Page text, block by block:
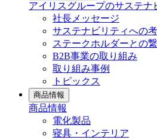
アイリスグループのサステナ
社長メッセージ
サステナビリティへの
ステークホルダーとの
B2B事業の取り組み
取り組み事例
トピックス
商品情報
商品情報
電化製品
寝具・インテリア